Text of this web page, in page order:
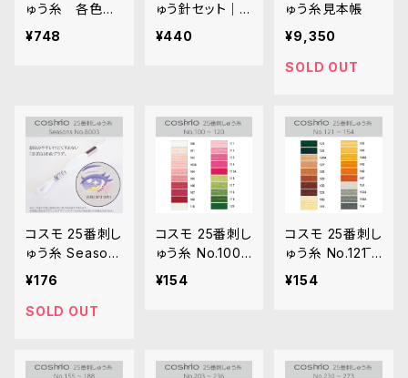
ゅう糸 各色｜
清原株式会社
¥748
ゅう針セット｜
清原株式会社
¥440
ゅう糸見本帳
¥9,350
SOLD OUT
コスモ 25番刺し
ゅう糸 Season
s No.8003「ほ
デ
¥176
SOLD OUT
コスモ 25番刺し
ゅう糸 No.100‾1
20
¥154
コスモ 25番刺し
ゅう糸 No.121‾1
54
¥154